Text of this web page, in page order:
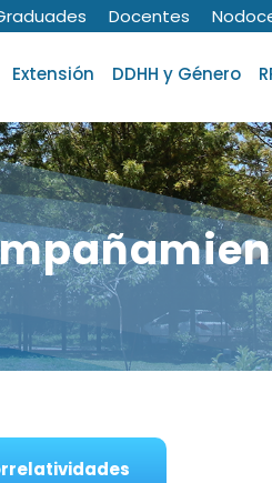
Docentes
Extensión DDHH y Género